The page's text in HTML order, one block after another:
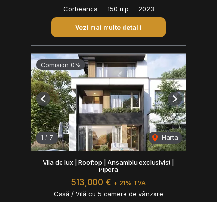
Corbeanca
150 mp 2023
Vezi mai multe detalii
Comision 0%
1 / 7 Harta
Previous Next
Vila de lux | Rooftop | Ansamblu exclusivist |
Pipera
513,000 € + 21% TVA
Casă / Vilă cu 5 camere de vânzare